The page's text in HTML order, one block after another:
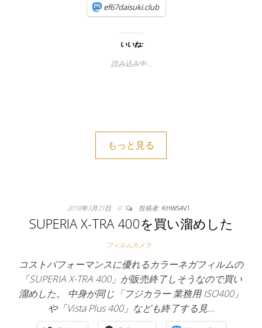
ef67daisuki.club
いいね:
読み込み中…
もっと見る
2018年3月21日 0 投稿者: KHWS4V1
SUPERIA X-TRA 400を買い溜めした
フィルムカメラ
コストパフォーマンスに優れるカラーネガフィルムの
「SUPERIA X-TRA 400」が販売終了しそうなので買い
溜めした。 中身が同じ「フジカラー 業務用 ISO400」
や「Vista Plus 400」なども終了する見…